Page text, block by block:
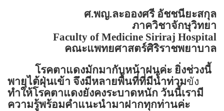
ศ.พญ.ละอองศรี อัชชนียะสกุล
ภาควิชาจักษุวิทยา
Faculty ofMedicine Siriraj Hospital
คณะแพทยศาสตร์ศิริราชพยาบาล
โรคตาแดงมักมากับหน้าฝนค่ะ ยิ่งช่วงนี้
พายุไต้ฝุ่นเข้า จึงมีหลายพื้นที่ที่มีน้ำท่วมขัง
ทำให้โรคตาแดงยังคงระบาดหนัก วันนี้เรามี
ความรู้พร้อมคำแนะนำมาฝากทุกท่านค่ะ